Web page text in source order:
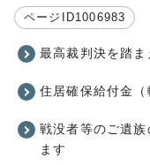
ページID1006983
最高裁判決を踏
住居確保給付金
戦没者等のご遺
ます